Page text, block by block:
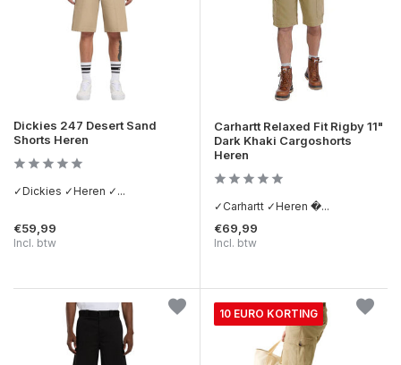
Dickies 247 Desert Sand
Shorts Heren
✓Dickies ✓Heren ✓...
€59,99
Incl. btw
Carhartt Relaxed Fit Rigby 11"
Dark Khaki Cargoshorts
Heren
✓Carhartt ✓Heren �...
€69,99
Incl. btw
10 EURO KORTING